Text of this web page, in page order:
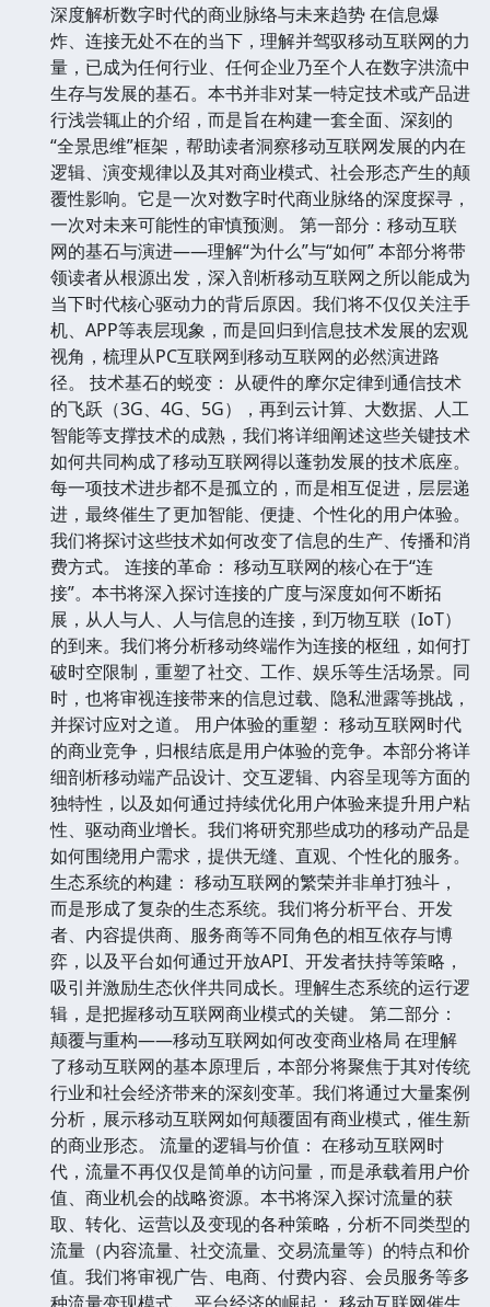
深度解析数字时代的商业脉络与未来趋势 在信息爆
炸、连接无处不在的当下，理解并驾驭移动互联网的力
量，已成为任何行业、任何企业乃至个人在数字洪流中
生存与发展的基石。本书并非对某一特定技术或产品进
行浅尝辄止的介绍，而是旨在构建一套全面、深刻的
“全景思维”框架，帮助读者洞察移动互联网发展的内在
逻辑、演变规律以及其对商业模式、社会形态产生的颠
覆性影响。它是一次对数字时代商业脉络的深度探寻，
一次对未来可能性的审慎预测。 第一部分：移动互联
网的基石与演进——理解“为什么”与“如何” 本部分将带
领读者从根源出发，深入剖析移动互联网之所以能成为
当下时代核心驱动力的背后原因。我们将不仅仅关注手
机、APP等表层现象，而是回归到信息技术发展的宏观
视角，梳理从PC互联网到移动互联网的必然演进路
径。 技术基石的蜕变： 从硬件的摩尔定律到通信技术
的飞跃（3G、4G、5G），再到云计算、大数据、人工
智能等支撑技术的成熟，我们将详细阐述这些关键技术
如何共同构成了移动互联网得以蓬勃发展的技术底座。
每一项技术进步都不是孤立的，而是相互促进，层层递
进，最终催生了更加智能、便捷、个性化的用户体验。
我们将探讨这些技术如何改变了信息的生产、传播和消
费方式。 连接的革命： 移动互联网的核心在于“连
接”。本书将深入探讨连接的广度与深度如何不断拓
展，从人与人、人与信息的连接，到万物互联（IoT）
的到来。我们将分析移动终端作为连接的枢纽，如何打
破时空限制，重塑了社交、工作、娱乐等生活场景。同
时，也将审视连接带来的信息过载、隐私泄露等挑战，
并探讨应对之道。 用户体验的重塑： 移动互联网时代
的商业竞争，归根结底是用户体验的竞争。本部分将详
细剖析移动端产品设计、交互逻辑、内容呈现等方面的
独特性，以及如何通过持续优化用户体验来提升用户粘
性、驱动商业增长。我们将研究那些成功的移动产品是
如何围绕用户需求，提供无缝、直观、个性化的服务。
生态系统的构建： 移动互联网的繁荣并非单打独斗，
而是形成了复杂的生态系统。我们将分析平台、开发
者、内容提供商、服务商等不同角色的相互依存与博
弈，以及平台如何通过开放API、开发者扶持等策略，
吸引并激励生态伙伴共同成长。理解生态系统的运行逻
辑，是把握移动互联网商业模式的关键。 第二部分：
颠覆与重构——移动互联网如何改变商业格局 在理解
了移动互联网的基本原理后，本部分将聚焦于其对传统
行业和社会经济带来的深刻变革。我们将通过大量案例
分析，展示移动互联网如何颠覆固有商业模式，催生新
的商业形态。 流量的逻辑与价值： 在移动互联网时
代，流量不再仅仅是简单的访问量，而是承载着用户价
值、商业机会的战略资源。本书将深入探讨流量的获
取、转化、运营以及变现的各种策略，分析不同类型的
流量（内容流量、社交流量、交易流量等）的特点和价
值。我们将审视广告、电商、付费内容、会员服务等多